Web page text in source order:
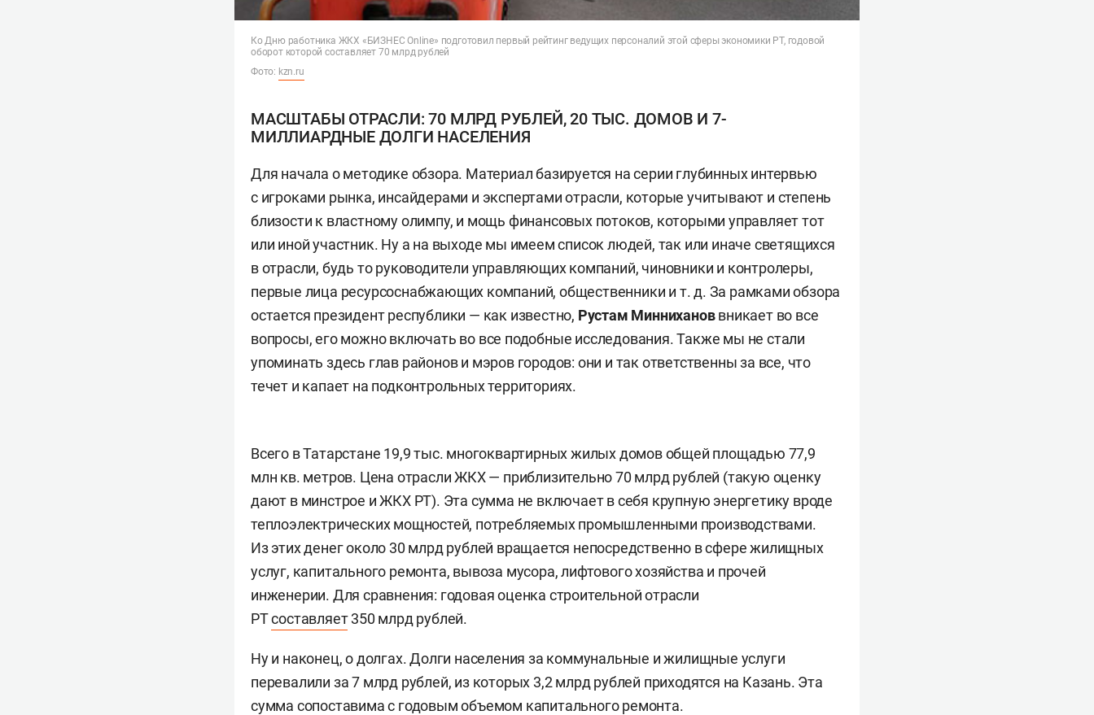
Ко Дню работника ЖКХ «БИЗНЕС Online» подготовил первый рейтинг ведущих персоналий этой сферы экономики РТ, годовой
оборот которой составляет 70 млрд рублей
Фото: kzn.ru
МАСШТАБЫ ОТРАСЛИ: 70 МЛРД РУБЛЕЙ, 20 ТЫС. ДОМОВ И 7-
МИЛЛИАРДНЫЕ ДОЛГИ НАСЕЛЕНИЯ
Для начала о методике обзора. Материал базируется на серии глубинных интервью
с игроками рынка, инсайдерами и экспертами отрасли, которые учитывают и степень
близости к властному олимпу, и мощь финансовых потоков, которыми управляет тот
или иной участник. Ну а на выходе мы имеем список людей, так или иначе светящихся
в отрасли, будь то руководители управляющих компаний, чиновники и контролеры,
первые лица ресурсоснабжающих компаний, общественники и т. д. За рамками обзора
остается президент республики — как известно, Рустам Миннихановвникает во все
вопросы, его можно включать во все подобные исследования. Также мы не стали
упоминать здесь глав районов и мэров городов: они и так ответственны за все, что
течет и капает на подконтрольных территориях.
Всего в Татарстане 19,9 тыс. многоквартирных жилых домов общей площадью 77,9
млн кв. метров. Цена отрасли ЖКХ — приблизительно 70 млрд рублей (такую оценку
дают в минстрое и ЖКХ РТ). Эта сумма не включает в себя крупную энергетику вроде
теплоэлектрических мощностей, потребляемых промышленными производствами.
Из этих денег около 30 млрд рублей вращается непосредственно в сфере жилищных
услуг, капитального ремонта, вывоза мусора, лифтового хозяйства и прочей
инженерии. Для сравнения: годовая оценка строительной отрасли
РТсоставляет350 млрд рублей.
Ну и наконец, о долгах. Долги населения за коммунальные и жилищные услуги
перевалили за 7 млрд рублей, из которых 3,2 млрд рублей приходятся на Казань. Эта
сумма сопоставима с годовым объемом капитального ремонта.